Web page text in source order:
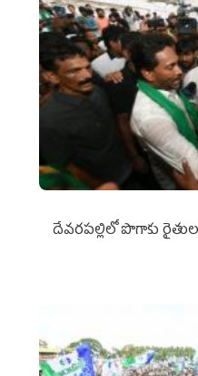
దేవరపల్లిలో పొగాకు